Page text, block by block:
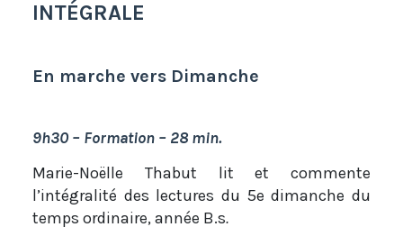
INTÉGRALE
En marche vers Dimanche
9h30 – Formation – 28 min.
Marie-Noëlle Thabut lit et commente
l’intégralité des lectures du 5e dimanche du
temps ordinaire, année B.s.